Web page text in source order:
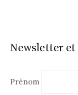
Newsletter et
Prénom